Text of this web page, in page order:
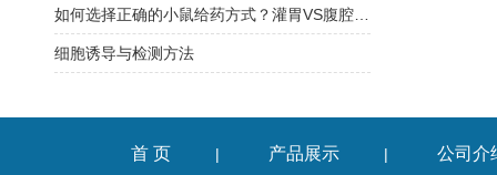
细胞诱导与检测方法
首 页 | 产品展示 | 公司介